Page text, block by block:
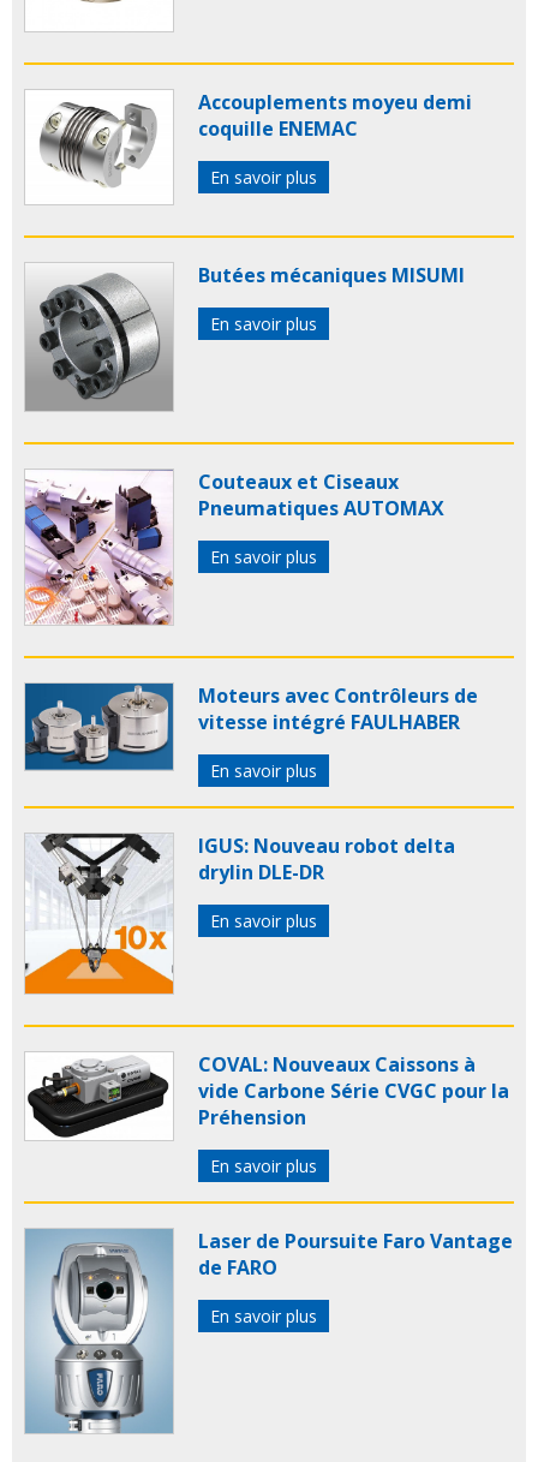
Accouplements moyeu demi
coquille ENEMAC
En savoir plus
Butées mécaniques MISUMI
En savoir plus
Couteaux et Ciseaux
Pneumatiques AUTOMAX
En savoir plus
Moteurs avec Contrôleurs de
vitesse intégré FAULHABER
En savoir plus
IGUS: Nouveau robot delta
drylin DLE-DR
En savoir plus
COVAL: Nouveaux Caissons à
vide Carbone Série CVGC pour la
Préhension
En savoir plus
Laser de Poursuite Faro Vantage
de FARO
En savoir plus